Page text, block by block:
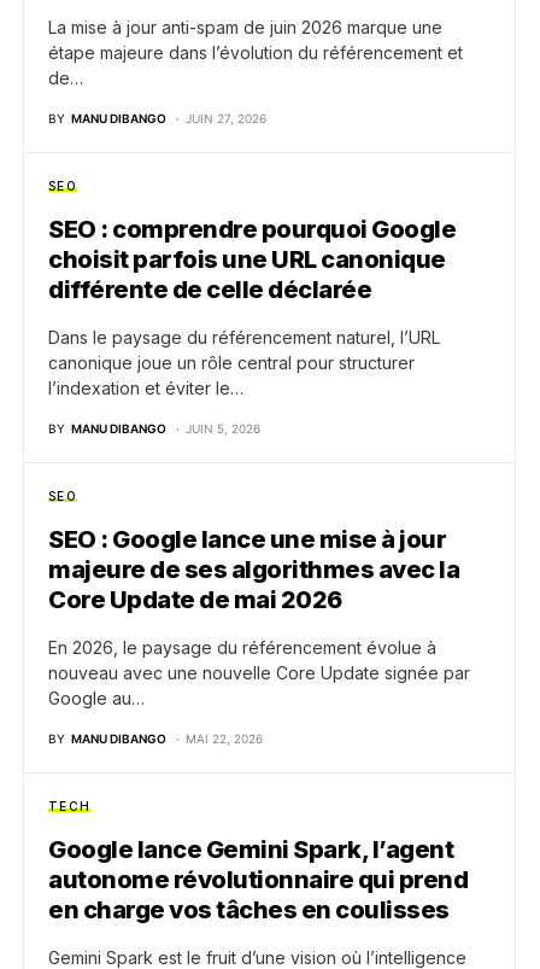
La mise à jour anti-spam de juin 2026 marque une
étape majeure dans l’évolution du référencement et
de…
BY MANU DIBANGO JUIN 27, 2026
SEO
SEO : comprendre pourquoi Google
choisit parfois une URL canonique
différente de celle déclarée
Dans le paysage du référencement naturel, l’URL
canonique joue un rôle central pour structurer
l’indexation et éviter le…
BY MANU DIBANGO JUIN 5, 2026
SEO
SEO : Google lance une mise à jour
majeure de ses algorithmes avec la
Core Update de mai 2026
En 2026, le paysage du référencement évolue à
nouveau avec une nouvelle Core Update signée par
Google au…
BY MANU DIBANGO MAI 22, 2026
TECH
Google lance Gemini Spark, l’agent
autonome révolutionnaire qui prend
en charge vos tâches en coulisses
Gemini Spark est le fruit d’une vision où l’intelligence